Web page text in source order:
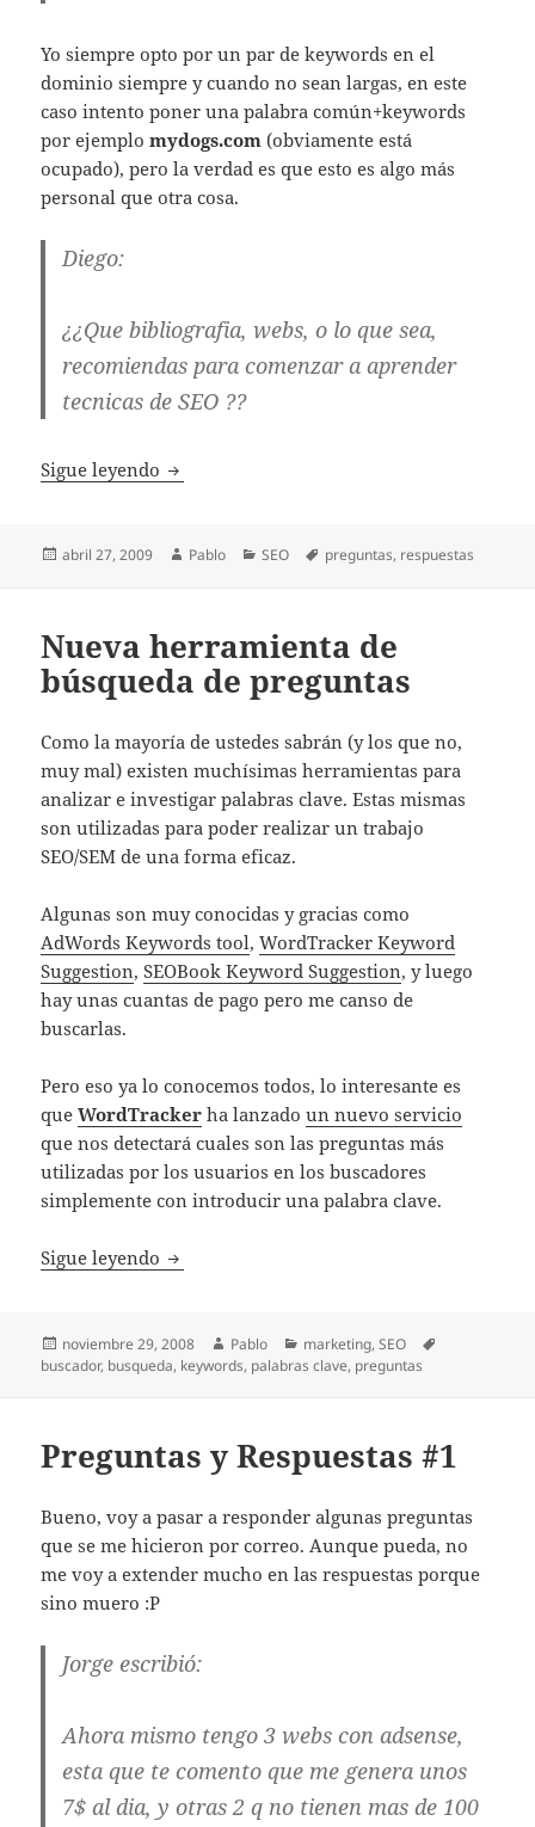
Yo siempre opto por un par de keywords en el
dominio siempre y cuando no sean largas, en este
caso intento poner una palabra común+keywords
por ejemplomydogs.com(obviamente está
ocupado), pero la verdad es que esto es algo más
personal que otra cosa.
Diego:
¿¿Que bibliografia, webs, o lo que sea,
recomiendas para comenzar a aprender
tecnicas de SEO ??
Sigue leyendo Preguntas y respuestas #2
Publicado
abril 27, 2009 Autor
Pablo Categorías
SEO Etiquetas
preguntas, respuestas
Nueva herramienta de
búsqueda de preguntas
Como la mayoría de ustedes sabrán (y los que no,
muy mal) existen muchísimas herramientas para
analizar e investigar palabras clave. Estas mismas
son utilizadas para poder realizar un trabajo
SEO/SEM de una forma eficaz.
Algunas son muy conocidas y gracias como
AdWords Keywords tool,WordTracker Keyword
Suggestion,SEOBook Keyword Suggestion, y luego
hay unas cuantas de pago pero me canso de
buscarlas.
Pero eso ya lo conocemos todos, lo interesante es
queWordTracker ha lanzadoun nuevo servicio
que nos detectará cuales son las preguntas más
utilizadas por los usuarios en los buscadores
simplemente con introducir una palabra clave.
Sigue leyendo Nueva herramienta de búsqueda de
Publicado
el
noviembre 29, 2008 Autor
Pablo Categorías
marketing,SEO
buscador, busqueda, keywords, palabras clave, preguntas
Preguntas y Respuestas #1
Bueno, voy a pasar a responder algunas preguntas
que se me hicieron por correo. Aunque pueda, no
me voy a extender mucho en las respuestas porque
sino muero :P
Jorge escribió:
Ahora mismo tengo 3 webs con adsense,
esta que te comento que me genera unos
7$ al dia, y otras 2 q no tienen mas de 100